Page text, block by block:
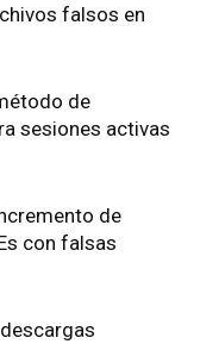
falsos en
de
sesiones activas
de
con falsas